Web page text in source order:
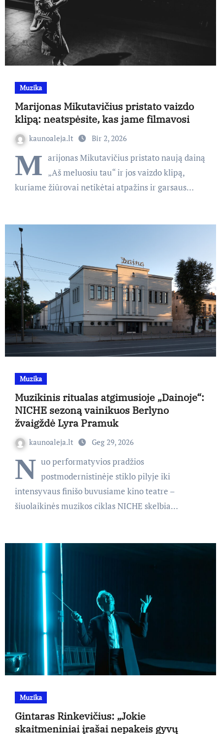
Muzika
Marijonas Mikutavičius pristato vaizdo
klipą: neatspėsite, kas jame filmavosi
kaunoaleja.lt Bir 2, 2026
M arijonas Mikutavičius pristato naują dainą
„Aš meluosiu tau“ ir jos vaizdo klipą,
kuriame žiūrovai netikėtai atpažins ir garsaus…
Muzika
Muzikinis ritualas atgimusioje „Dainoje“:
NICHE sezoną vainikuos Berlyno
žvaigždė Lyra Pramuk
kaunoaleja.lt Geg 29, 2026
N uo performatyvios pradžios
postmodernistinėje stiklo pilyje iki
intensyvaus finišo buvusiame kino teatre –
šiuolaikinės muzikos ciklas NICHE skelbia…
Muzika
Gintaras Rinkevičius: „Jokie
skaitmeniniai įrašai nepakeis gyvų